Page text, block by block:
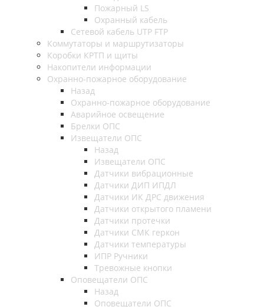
Пожарный LS
Охранный кабель
Сетевой кабель UTP FTP
Коммутаторы и маршрутизаторы
Коробки КРТП и щиты
Накопители информации
Охранно-пожарное оборудование
Назад
Охранно-пожарное оборудование
Аварийное освещение
Брелки ОПС
Извещатели ОПС
Назад
Извещатели ОПС
Датчики вибрационные
Датчики ДИП ИПДЛ
Датчики ИК ДРС движения
Датчики открытого пламени
Датчики протечки
Датчики СМК геркон
Датчики температуры
ИПР Ручники
Тревожные кнопки
Оповещатели ОПС
Назад
Оповещатели ОПС